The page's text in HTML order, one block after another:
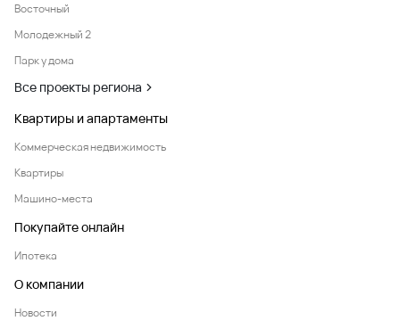
Восточный
Молодежный 2
Парк у дома
Все проекты региона
Квартиры и апартаменты
Коммерческая недвижимость
Квартиры
Машино-места
Покупайте онлайн
Ипотека
О компании
Новости